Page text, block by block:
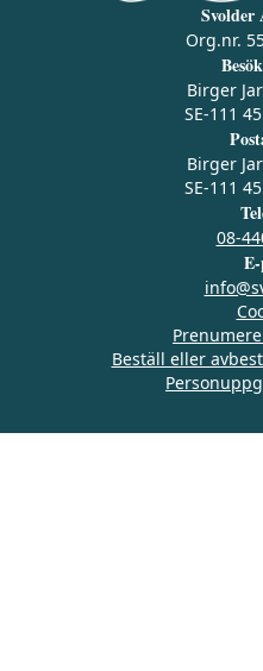
Svolder
Org.nr.
Birger
SE-111
Birger
SE-111
08-
Beställ eller